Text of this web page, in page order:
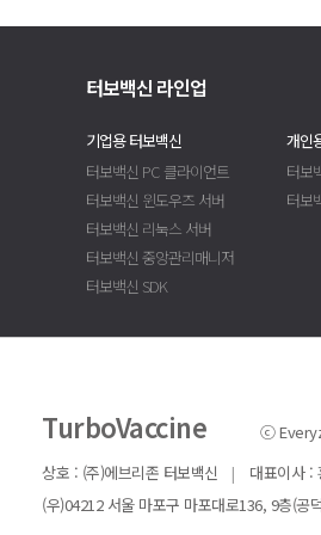
터보백신 라인업
기업용 터보백신
터보백신 PC 클라이언트
터보백신 윈도우즈 서버
터보백신 리눅스 서버
터보백신 중앙관리매니저
터보백신 SDK
개인
터보
터보
TurboVaccine ⓒ
상호 : (주)에브리존 터보백신
| 대표이사 :
(우)04212 서울 마포구 마포대로136, 9층(공